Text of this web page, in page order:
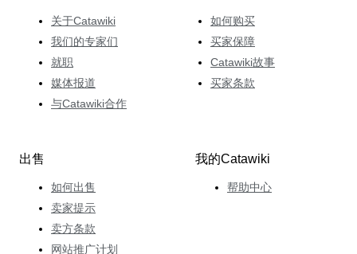
关于Catawiki
我们的专家们
就职
媒体报道
与Catawiki合作
如何购买
买家保障
Catawiki故事
买家条款
出售
如何出售
卖家提示
卖方条款
网站推广计划
我的Catawiki
帮助中心